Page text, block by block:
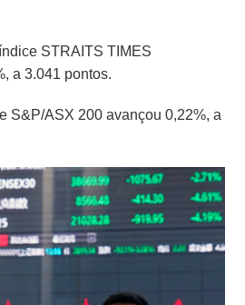
STRAITS TIMES
a 3.041 pontos.
S&P/ASX 200 avançou 0,22%, a